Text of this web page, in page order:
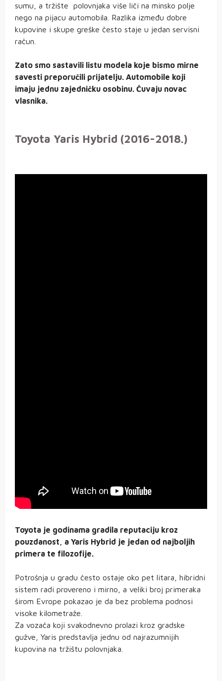
sumu, a tržište polovnjaka više liči na minsko polje
nego na pijacu automobila. Razlika između dobre
kupovine i skupe greške često staje u jedan servisni
račun.
Zato smo sastavili listu modela koje bismo mirne
savesti preporučili prijatelju. Automobile koji
imaju jednu zajedničku osobinu. Čuvaju novac
vlasnika.
Toyota Yaris Hybrid (2016-2018.)
Toyota je godinama gradila reputaciju kroz
pouzdanost, a Yaris Hybrid je jedan od najboljih
primera te filozofije.
Potrošnja u gradu često ostaje oko pet litara, hibridni
sistem radi provereno i mirno, a veliki broj primeraka
širom Evrope pokazao je da bez problema podnosi
visoke kilometraže.
Za vozača koji svakodnevno prolazi kroz gradske
gužve, Yaris predstavlja jednu od najrazumnijih
kupovina na tržištu polovnjaka.